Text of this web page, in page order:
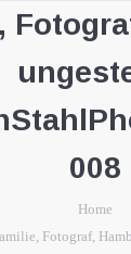
008
Home
Fotograf,